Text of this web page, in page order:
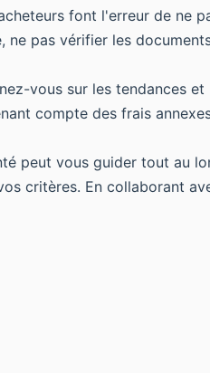
font l'erreur de ne
pas vérifier les
vous sur les tendances
compte des frais
peut vous guider tout au
critères. En collaborant